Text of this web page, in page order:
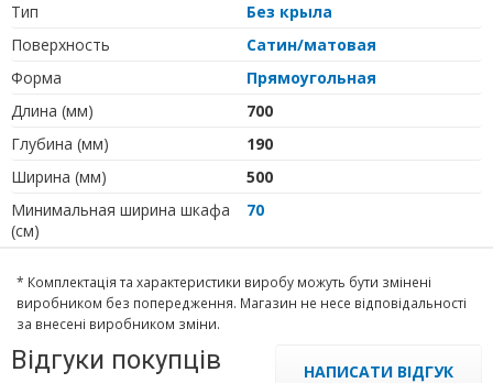
Тип
Без крыла
Поверхность
Сатин/матовая
Форма
Прямоугольная
Длина (мм)
700
Глубина (мм)
190
Ширина (мм)
500
Минимальная ширина шкафа
(см)
70
* Комплектація та характеристики виробу можуть бути змінені
виробником без попередження. Магазин не несе відповідальності
за внесені виробником зміни.
Відгуки покупців НАПИСАТИ ВІДГУК